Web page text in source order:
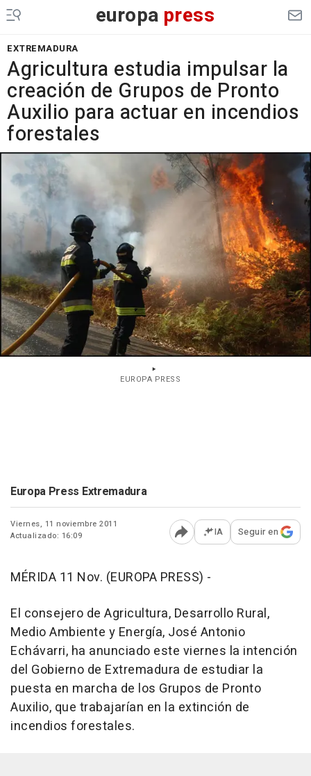
europa press
EXTREMADURA
Agricultura estudia impulsar la
creación de Grupos de Pronto
Auxilio para actuar en incendios
forestales
EUROPA PRESS
Europa Press Extremadura
Viernes, 11 noviembre 2011
Actualizado: 16:09
Abrir opciones para
IA Seguir en
MÉRIDA 11 Nov. (EUROPA PRESS) -
El consejero de Agricultura, Desarrollo Rural,
Medio Ambiente y Energía, José Antonio
Echávarri, ha anunciado este viernes la intención
del Gobierno de Extremadura de estudiar la
puesta en marcha de los Grupos de Pronto
Auxilio, que trabajarían en la extinción de
incendios forestales.